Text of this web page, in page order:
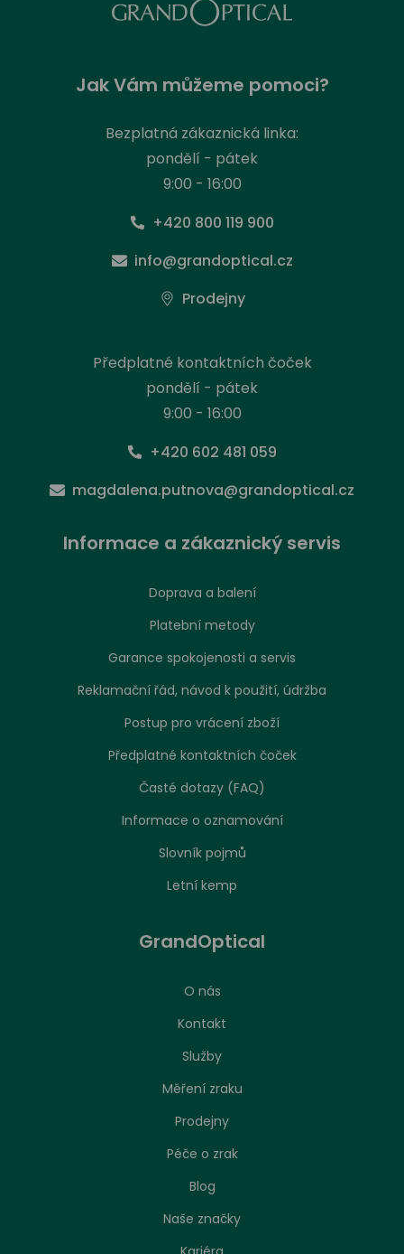
Jak Vám můžeme pomoci?
Bezplatná zákaznická linka:
pondělí - pátek
9:00 - 16:00
+420 800 119 900
info@grandoptical.cz
Prodejny
Předplatné kontaktních čoček
pondělí - pátek
9:00 - 16:00
+420 602 481 059
magdalena.putnova@grandoptical.cz
Informace a zákaznický servis
Doprava a balení
Platební metody
Garance spokojenosti a servis
Reklamační řád, návod k použití, údržba
Postup pro vrácení zboží
Předplatné kontaktních čoček
Časté dotazy (FAQ)
Informace o oznamování
Slovník pojmů
Letní kemp
GrandOptical
O nás
Kontakt
Služby
Měření zraku
Prodejny
Péče o zrak
Blog
Naše značky
Nastavení zpracování cookies
Stejně jako jakákoliv jiná webová stránka, může
náš web ukládat nebo načítat informace zejména